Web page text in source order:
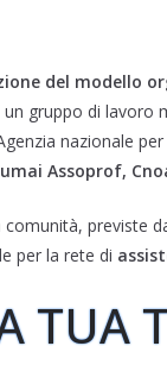
del modello
gruppo di lavoro
nazionale
Assoprof,
comunità, previste
per la rete di
TUA